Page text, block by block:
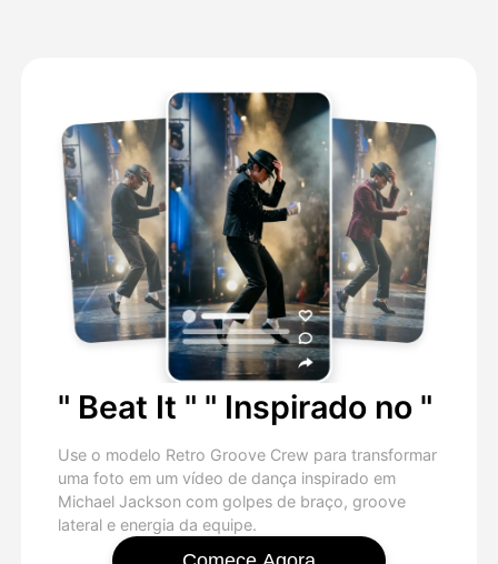
" Beat It " " Inspirado no "
Use o modelo Retro Groove Crew para transformar
uma foto em um vídeo de dança inspirado em
Michael Jackson com golpes de braço, groove
lateral e energia da equipe.